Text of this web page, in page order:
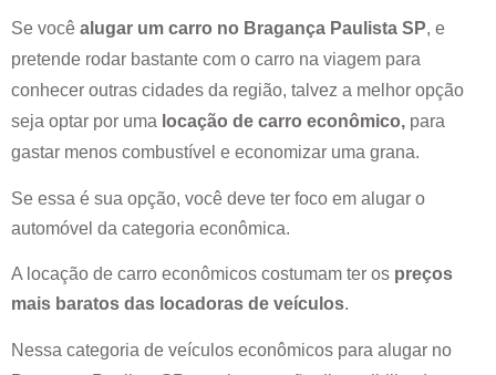
Se você alugar um carro no Bragança Paulista SP, e
pretende rodar bastante com o carro na viagem para
conhecer outras cidades da região, talvez a melhor opção
seja optar por uma locação de carro econômico, para
gastar menos combustível e economizar uma grana.
Se essa é sua opção, você deve ter foco em alugar o
automóvel da categoria econômica.
A locação de carro econômicos costumam ter os preços
mais baratos das locadoras de veículos.
Nessa categoria de veículos econômicos para alugar no